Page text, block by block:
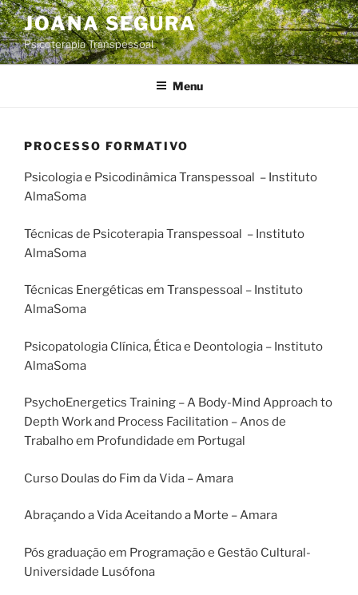
Saltar
para
o
conteúdo
JOANA SEGURA
Psicoterapia Transpessoal
Menu
PROCESSO FORMATIVO
Psicologia e Psicodinâmica Transpessoal – Instituto
AlmaSoma
Técnicas de Psicoterapia Transpessoal – Instituto
AlmaSoma
Técnicas Energéticas em Transpessoal – Instituto
AlmaSoma
Psicopatologia Clínica, Ética e Deontologia – Instituto
AlmaSoma
PsychoEnergetics Training – A Body-Mind Approach to
Depth Work and Process Facilitation – Anos de
Trabalho em Profundidade em Portugal
Curso Doulas do Fim da Vida – Amara
Abraçando a Vida Aceitando a Morte – Amara
Pós graduação em Programação e Gestão Cultural-
Universidade Lusófona